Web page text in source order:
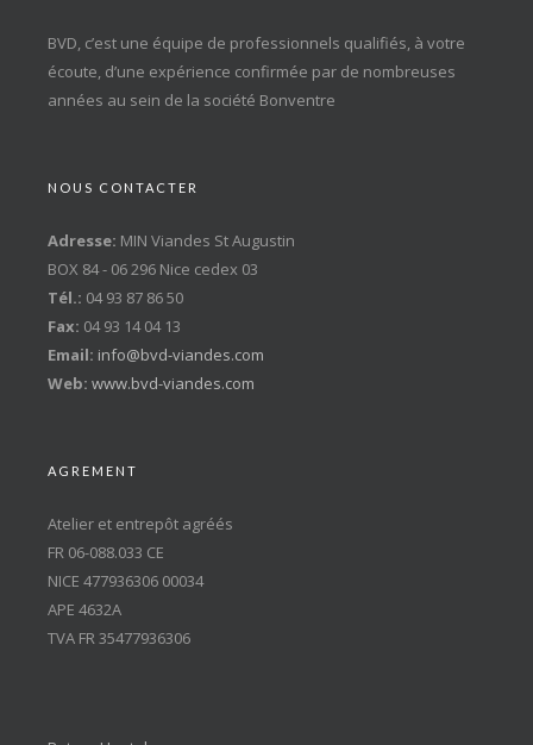
BVD, c’est une équipe de professionnels qualifiés, à votre
écoute, d’une expérience confirmée par de nombreuses
années au sein de la société Bonventre
NOUS CONTACTER
Adresse: MIN Viandes St Augustin
BOX 84 - 06 296 Nice cedex 03
Tél.: 04 93 87 86 50
Fax: 04 93 14 04 13
Email: info@bvd-viandes.com
Web: www.bvd-viandes.com
AGREMENT
Atelier et entrepôt agréés
FR 06-088.033 CE
NICE 477936306 00034
APE 4632A
TVA FR 35477936306